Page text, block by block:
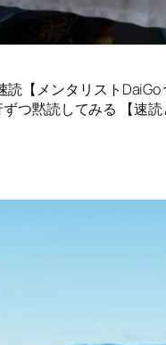
読【メンタリストDaiGo
つ黙読してみる 【速